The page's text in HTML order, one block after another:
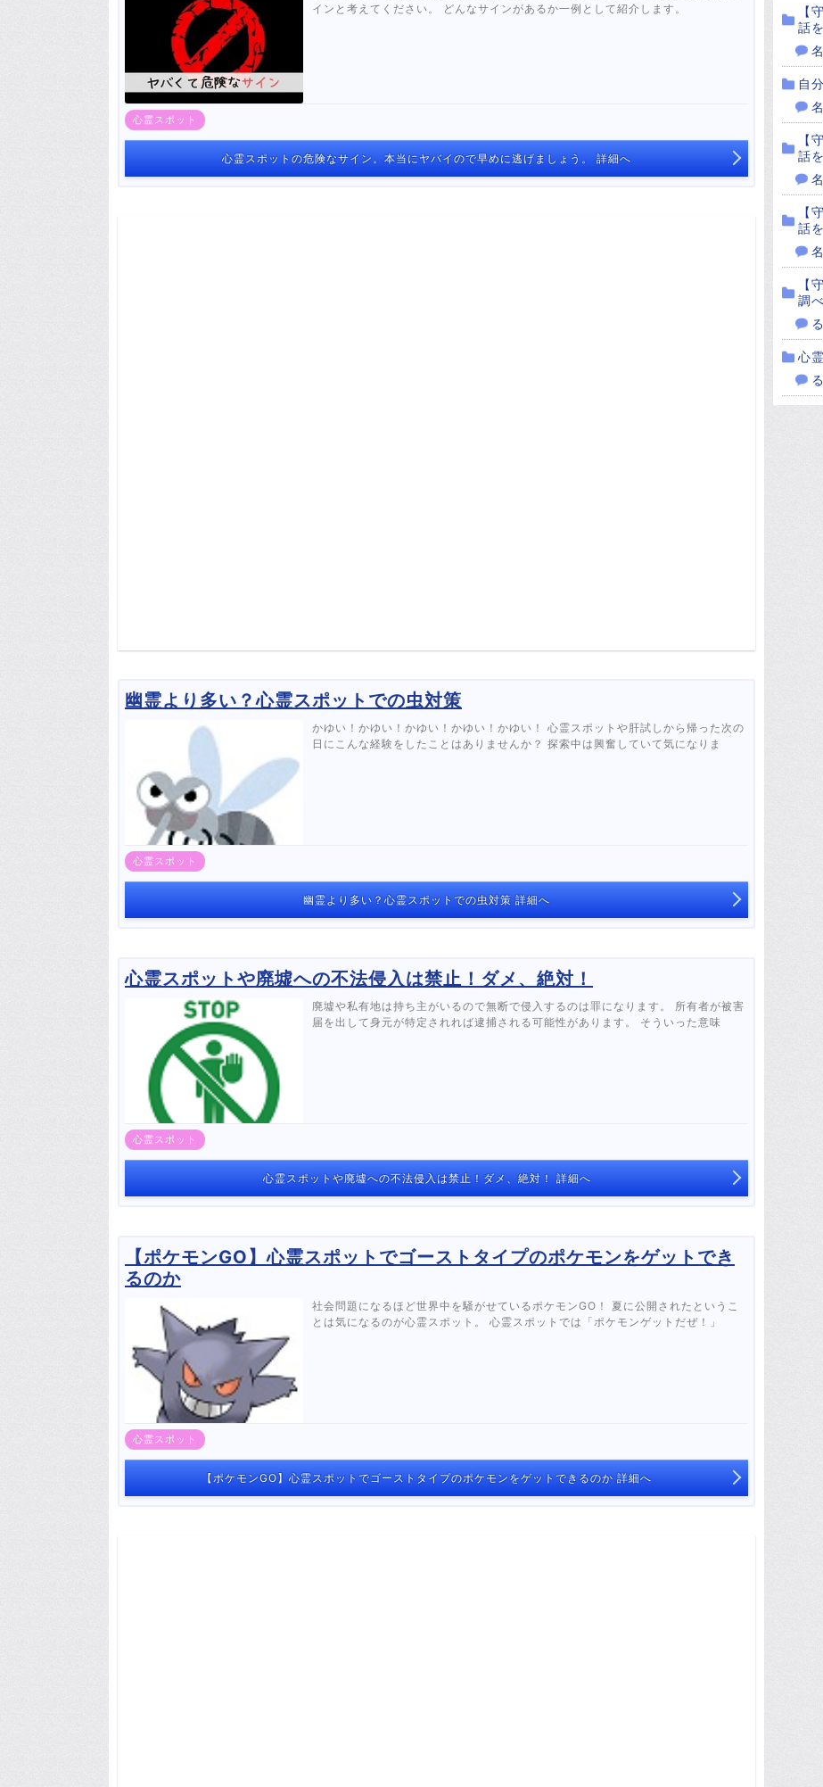
インと考えてください。 どんなサインがあるか一例として紹介します。
心霊スポット
心霊スポットの危険なサイン。本当にヤバイので早めに逃げましょう。 詳細へ
幽霊より多い？心霊スポットでの虫対策
かゆい！かゆい！かゆい！かゆい！かゆい！ 心霊スポットや肝試しから帰った次の
日にこんな経験をしたことはありませんか？ 探索中は興奮していて気になりま
心霊スポット
幽霊より多い？心霊スポットでの虫対策 詳細へ
心霊スポットや廃墟への不法侵入は禁止！ダメ、絶対！
廃墟や私有地は持ち主がいるので無断で侵入するのは罪になります。 所有者が被害
届を出して身元が特定されれば逮捕される可能性があります。 そういった意味
心霊スポット
心霊スポットや廃墟への不法侵入は禁止！ダメ、絶対！ 詳細へ
【ポケモンGO】心霊スポットでゴーストタイプのポケモンをゲットでき
るのか
社会問題になるほど世界中を騒がせているポケモンGO！ 夏に公開されたというこ
とは気になるのが心霊スポット。 心霊スポットでは「ポケモンゲットだぜ！」
心霊スポット
【ポケモンGO】心霊スポットでゴーストタイプのポケモンをゲットできるのか 詳細へ
【
話
自
【
話
【
話
【
調
心